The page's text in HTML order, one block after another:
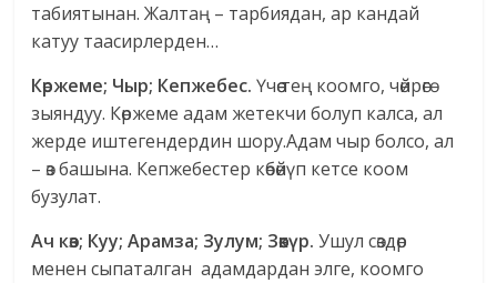
табиятынан. Жалтаң – тарбиядан, ар кандай
катуу таасирлерден…
Көржеме; Чыр; Кепжебес. Үчөө тең коомго, чөйрөгө
зыяндуу. Көржеме адам жетекчи болуп калса, ал
жерде иштегендердин шору.Адам чыр болсо, ал
– өз башына. Кепжебестер көбөйүп кетсе коом
бузулат.
Ач көз; Куу; Арамза; Зулум; Зөөкүр. Ушул сөздөр
менен сыпаталган адамдардан элге, коомго